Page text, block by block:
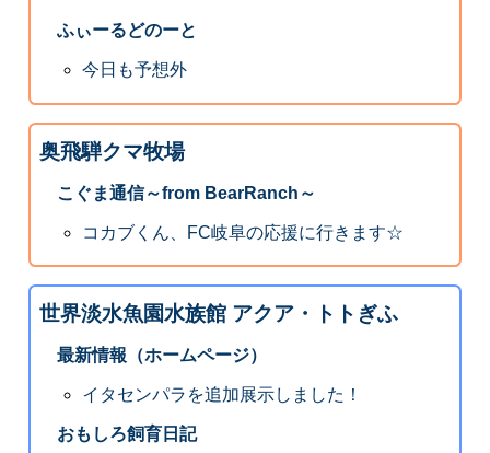
ふぃーるどのーと
今日も予想外
奥飛騨クマ牧場
こぐま通信～from BearRanch～
コカブくん、FC岐阜の応援に行きます☆
世界淡水魚園水族館 アクア・トトぎふ
最新情報（ホームページ）
イタセンパラを追加展示しました！
おもしろ飼育日記